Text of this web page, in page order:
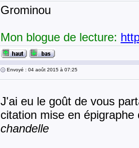
Grominou
Mon blogue de lecture:
Envoyé : 04 août 2015 à 07:25
J'ai eu le goût de vous
citation mise en
chandelle